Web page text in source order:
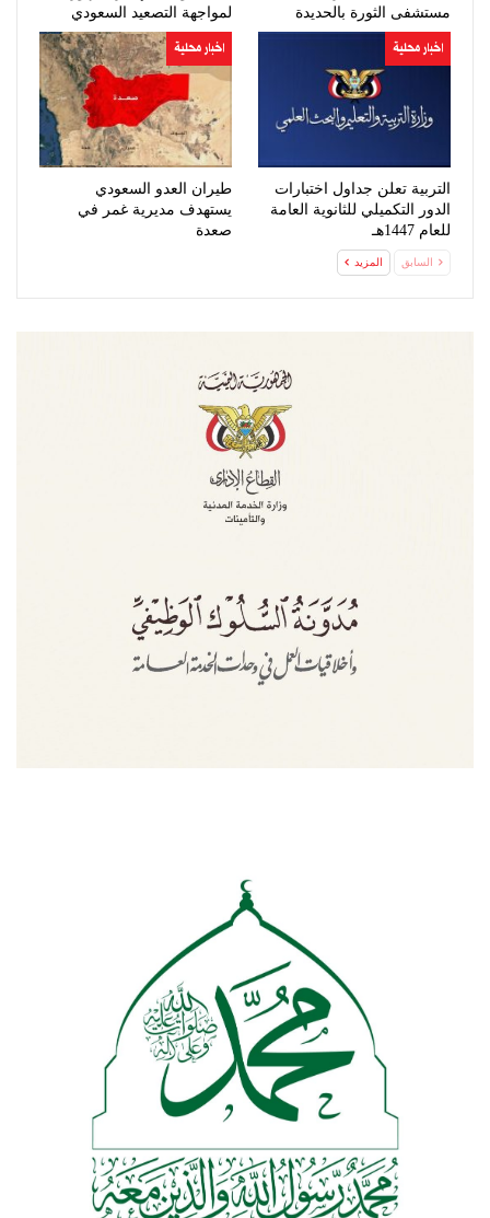
مستشفى الثورة بالحديدة
لمواجهة التصعيد السعودي
اخبار محلية
التربية تعلن جداول اختبارات
الدور التكميلي للثانوية العامة
للعام 1447هـ
اخبار محلية
طيران العدو السعودي
يستهدف مديرية غمر في
صعدة
السابق المزيد